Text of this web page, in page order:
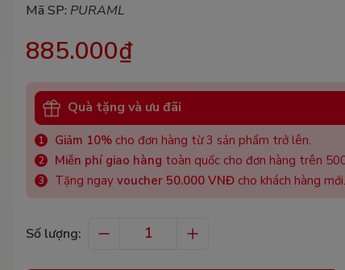
Mã SP: PURAML
885.000₫
Quà tặng và ưu đãi
Giảm 10% cho đơn hàng từ 3 sản phẩm trở lên.
Miễn phí giao hàng toàn quốc cho đơn hàng trên
Tặng ngay voucher 50.000 VNĐ cho khách hàng mới.
Số lượng: